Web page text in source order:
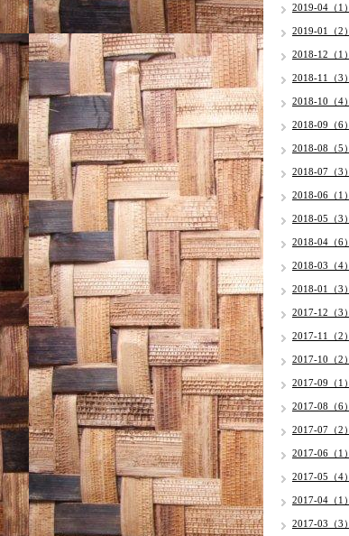
2019-04（1）
2019-01（2）
2018-12（1）
2018-11（3）
2018-10（4）
2018-09（6）
2018-08（5）
2018-07（3）
2018-06（1）
2018-05（3）
2018-04（6）
2018-03（4）
2018-01（3）
2017-12（3）
2017-11（2）
2017-10（2）
2017-09（1）
2017-08（6）
2017-07（2）
2017-06（1）
2017-05（4）
2017-04（1）
2017-03（3）